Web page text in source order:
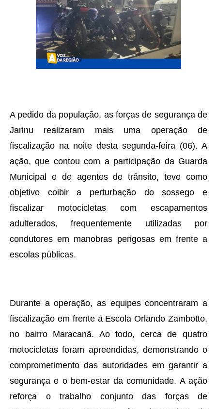
A pedido da população, as forças de segurança de
Jarinu realizaram mais uma operação de
fiscalização na noite desta segunda-feira (06). A
ação, que contou com a participação da Guarda
Municipal e de agentes de trânsito, teve como
objetivo coibir a perturbação do sossego e
fiscalizar motocicletas com escapamentos
adulterados, frequentemente utilizadas por
condutores em manobras perigosas em frente a
escolas públicas.
Durante a operação, as equipes concentraram a
fiscalização em frente à Escola Orlando Zambotto,
no bairro Maracanã. Ao todo, cerca de quatro
motocicletas foram apreendidas, demonstrando o
comprometimento das autoridades em garantir a
segurança e o bem-estar da comunidade. A ação
reforça o trabalho conjunto das forças de